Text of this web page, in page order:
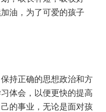
油，为了可爱的孩子
持正确的思想政治和方
体会，以便更快的提高
的事业，无论是面对孩